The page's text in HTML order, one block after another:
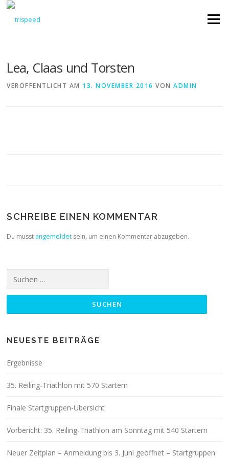
Direkt
Menü
Lea, Claas und Torsten
VERÖFFENTLICHT AM 13. NOVEMBER 2016 VONADMIN
SCHREIBE EINEN KOMMENTAR
Du musst angemeldet sein, um einen Kommentar abzugeben.
nach:
NEUESTE BEITRÄGE
Ergebnisse
35. Reiling-Triathlon mit 570 Startern
Finale Startgruppen-Übersicht
Vorbericht: 35. Reiling-Triathlon am Sonntag mit 540 Startern
Neuer Zeitplan – Anmeldung bis 3. Juni geöffnet – Startgruppen